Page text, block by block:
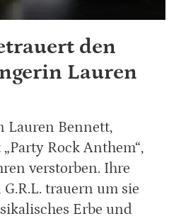
den
Lauren
Lauren Bennett,
Rock Anthem“,
verstorben. Ihre
trauern um sie
Erbe und